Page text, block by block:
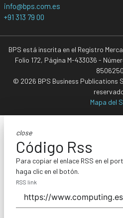
info@bps.com.es
+91 313 79 00
BPS está inscrita en el Registro
Folio 172, Página M-433036 -
© 2026 BPS Business Publications
Mapa del
close
Código Rss
Para copiar el enlace RSS en el
haga clic en el botón.
RSS link